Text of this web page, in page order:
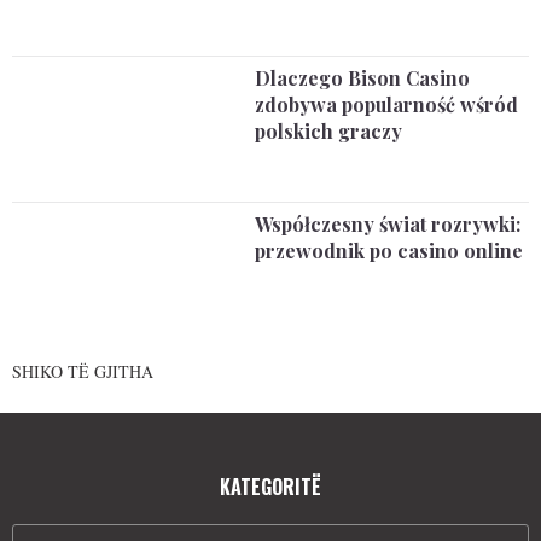
Dlaczego Bison Casino
zdobywa popularność wśród
polskich graczy
Współczesny świat rozrywki:
przewodnik po casino online
SHIKO TË GJITHA
KATEGORITË